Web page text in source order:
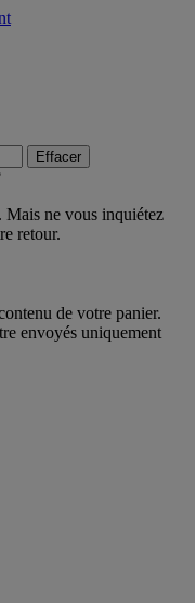
Effacer
Mais ne vous inquiétez
retour.
de votre panier.
envoyés uniquement